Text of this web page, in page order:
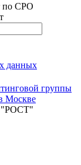
по СРО
данных
"РОСТ"